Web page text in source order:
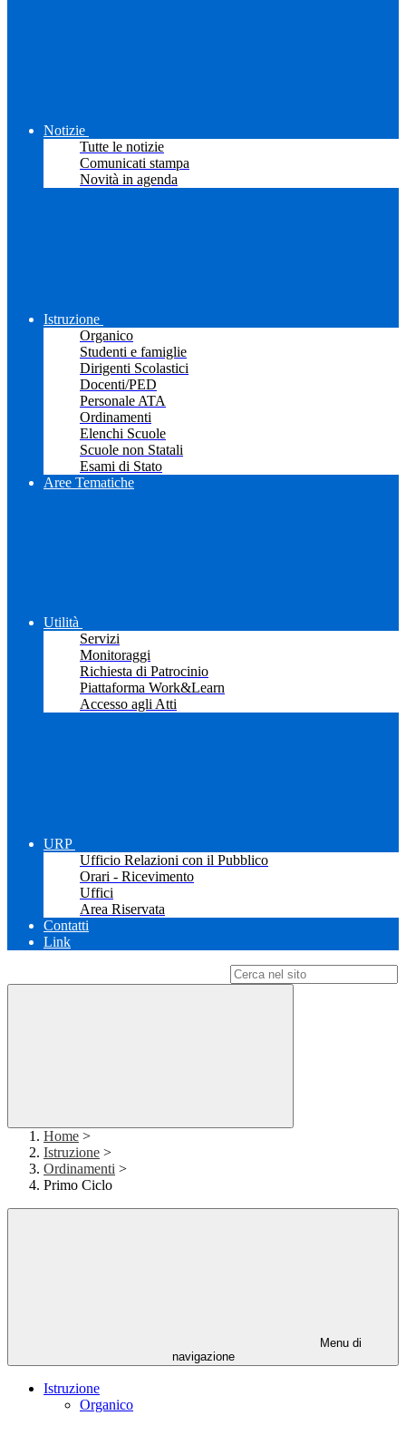
Notizie
Tutte le notizie
Comunicati stampa
Novità in agenda
Istruzione
Organico
Studenti e famiglie
Dirigenti Scolastici
Docenti/PED
Personale ATA
Ordinamenti
Elenchi Scuole
Scuole non Statali
Esami di Stato
Aree Tematiche
Utilità
Servizi
Monitoraggi
Richiesta di Patrocinio
Piattaforma Work&Learn
Accesso agli Atti
URP
Ufficio Relazioni con il Pubblico
Orari - Ricevimento
Uffici
Area Riservata
Contatti
Link
Home >
Istruzione >
Ordinamenti >
Primo Ciclo
Menu di
navigazione
Istruzione
Organico